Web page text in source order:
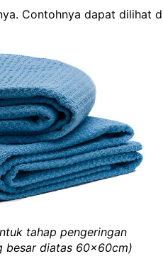
Contohnya dapat dilihat
tahap pengeringan
besar diatas 60x60cm)